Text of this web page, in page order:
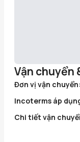
Vận chuyển
Đơn vị vận chuyển:
Incoterms áp
Chi tiết vận